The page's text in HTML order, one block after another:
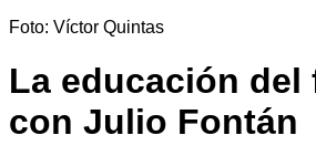
Foto: Víctor Quintas
La educación del
con Julio Fontán